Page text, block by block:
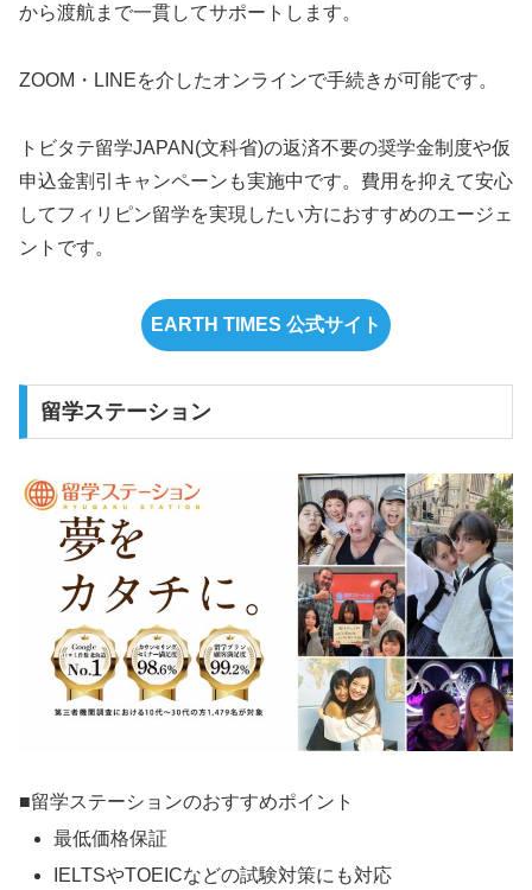
から渡航まで一貫してサポートします。
ZOOM・LINEを介したオンラインで手続きが可能です。
トビタテ留学JAPAN(文科省)の返済不要の奨学金制度や仮
申込金割引キャンペーンも実施中です。費用を抑えて安心
してフィリピン留学を実現したい方におすすめのエージェ
ントです。
EARTH TIMES 公式サイト
留学ステーション
■留学ステーションのおすすめポイント
最低価格保証
IELTSやTOEICなどの試験対策にも対応